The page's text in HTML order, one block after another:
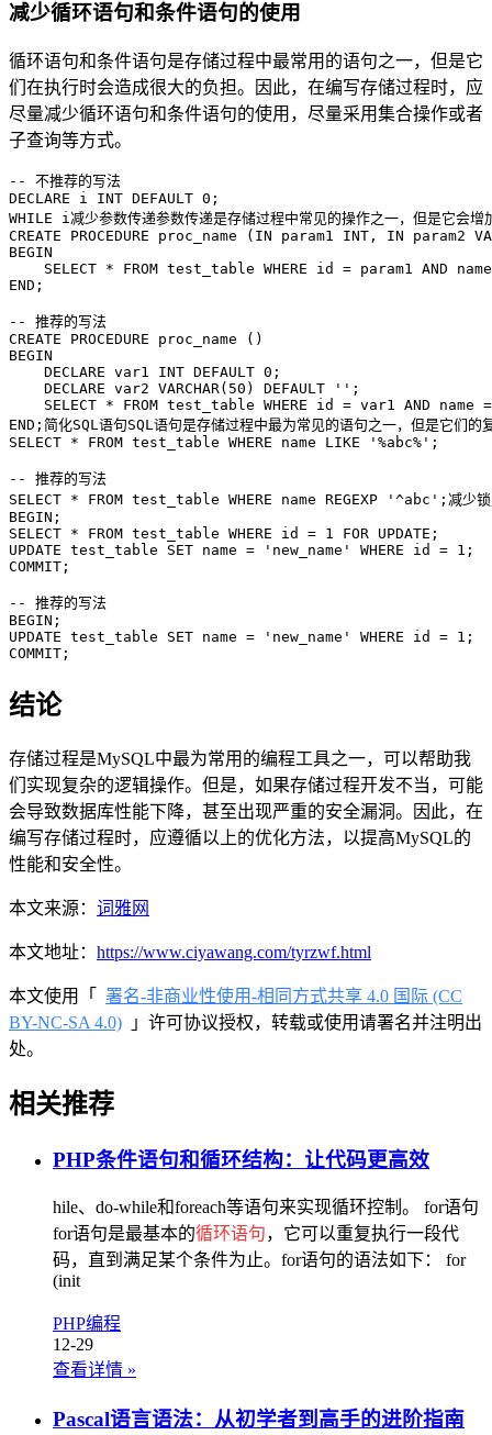
减少循环语句和条件语句的使用
循环语句和条件语句是存储过程中最常用的语句之一，但是它
们在执行时会造成很大的负担。因此，在编写存储过程时，应
尽量减少循环语句和条件语句的使用，尽量采用集合操作或者
子查询等方式。
-- 不推荐的写法
DECLARE i INT DEFAULT 0;
WHILE i减少参数传递参数传递是存储过程中常见的操作之一，但是它会
CREATE PROCEDURE proc_name (IN param1 INT, IN param2
BEGIN
SELECT * FROM test_table WHERE id = param1 AND
END;
-- 推荐的写法
CREATE PROCEDURE proc_name ()
BEGIN
DECLARE var1 INT DEFAULT 0;
DECLARE var2 VARCHAR(50) DEFAULT '';
SELECT * FROM test_table WHERE id = var1 AND name
END;简化SQL语句SQL语句是存储过程中最为常见的语句之一，但是它们
SELECT * FROM test_table WHERE name LIKE '%abc%';
-- 推荐的写法
SELECT * FROM test_table WHERE name REGEXP '^abc';减少锁
BEGIN;
SELECT * FROM test_table WHERE id = 1 FOR UPDATE;
UPDATE test_table SET name = 'new_name' WHERE id = 1;
COMMIT;
-- 推荐的写法
BEGIN;
UPDATE test_table SET name = 'new_name' WHERE id = 1;
COMMIT;
结论
存储过程是MySQL中最为常用的编程工具之一，可以帮助我
们实现复杂的逻辑操作。但是，如果存储过程开发不当，可能
会导致数据库性能下降，甚至出现严重的安全漏洞。因此，在
编写存储过程时，应遵循以上的优化方法，以提高MySQL的
性能和安全性。
本文来源： 词雅网
本文地址： https://www.ciyawang.com/tyrzwf.html
本文使用「 署名-非商业性使用-相同方式共享 4.0 国际 (CC
BY-NC-SA 4.0) 」许可协议授权，转载或使用请署名并注明出
处。
相关推荐
PHP条件语句和循环结构：让代码更高效
hile、do-while和foreach等语句来实现循环控制。 for语句
for语句是最基本的循环语句，它可以重复执行一段代
码，直到满足某个条件为止。for语句的语法如下： for
(init
PHP编程
12-29
查看详情 »
Pascal语言语法：从初学者到高手的进阶指南